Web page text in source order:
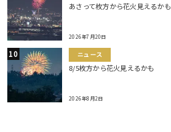
あさって枚方から花火見えるかも
2026年7月20日
ニュース
8/5枚方から花火見えるかも
2026年8月2日